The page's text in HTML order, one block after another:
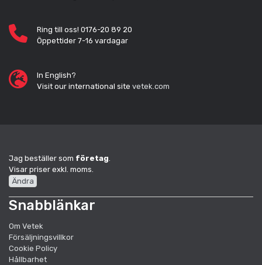
Ring till oss! 0176-20 89 20
Öppettider 7-16 vardagar
In English?
Visit our international site vetek.com
Jag beställer som företag
Visar priser exkl. moms.
Ändra
Snabblänkar
Om Vetek
Försäljningsvillkor
Cookie Policy
Hållbarhet